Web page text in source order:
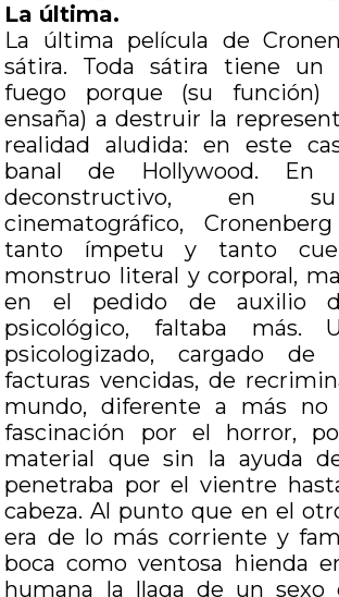
La última.
La última película de
sátira. Toda sátira tiene un
fuego porque (su función)
ensaña) a destruir la
realidad aludida: en este
banal de Hollywood. En
deconstructivo, en
cinematográfico,
tanto ímpetu y tanto
monstruo literal y corporal,
en el pedido de auxilio
psicológico, faltaba más.
psicologizado, cargado de
facturas vencidas, de
mundo, diferente a más no
fascinación por el horror,
material que sin la ayuda
penetraba por el vientre
cabeza. Al punto que en el
era de lo más corriente y
boca como ventosa hienda
humana la llaga de un sexo